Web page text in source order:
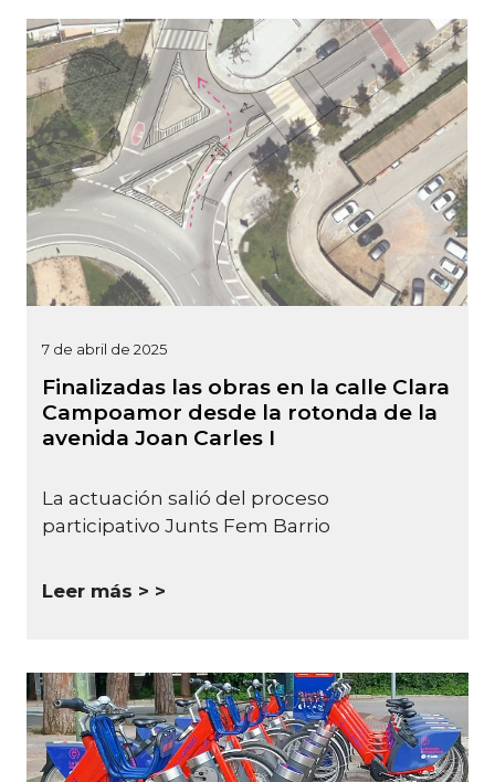
7 de abril de 2025
Finalizadas las obras en la calle Clara
Campoamor desde la rotonda de la
avenida Joan Carles I
La actuación salió del proceso
participativo Junts Fem Barrio
Leer más >